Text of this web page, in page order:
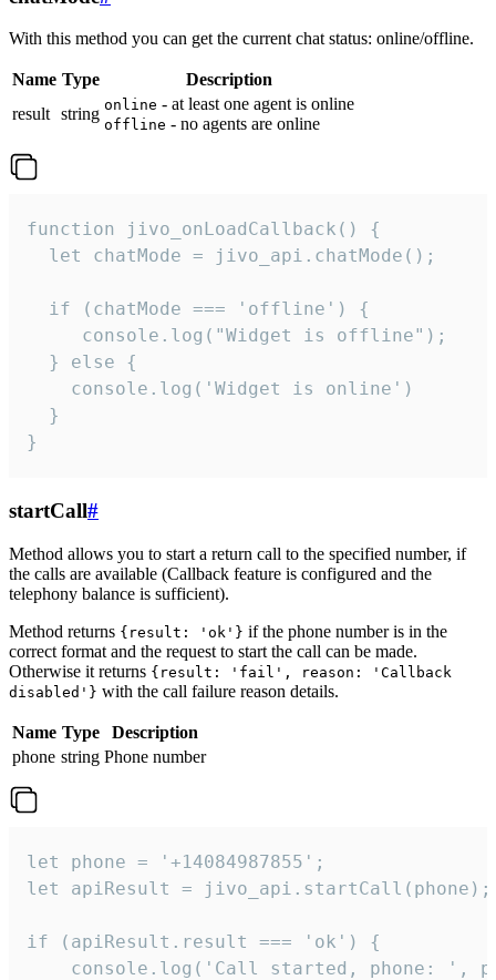
With this method you can get the current chat status: online/offline.
Name Type
Description
result string online - at least one agent is online
offline - no agents are online
function jivo_onLoadCallback() {
  let chatMode = jivo_api.chatMode();
  if (chatMode === 'offline') {
     console.log("Widget is offline");
  } else {
    console.log('Widget is online')
  }
}
startCall#
Method allows you to start a return call to the specified number, if
the calls are available (Callback feature is configured and the
telephony balance is sufficient).
Method returns {result: 'ok'} if the phone number is in the
correct format and the request to start the call can be made.
Otherwise it returns {result: 'fail', reason: 'Callback
disabled'} with the call failure reason details.
Name Type
Description
phone string Phone number
let phone = '+14084987855';
let apiResult = jivo_api.startCall(phone);
if (apiResult.result === 'ok') {
console.log('Call started, phone: ',